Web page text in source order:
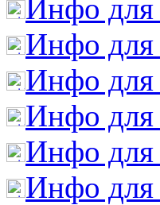
Инфо для
Инфо для
Инфо для
Инфо для
Инфо для
Инфо для